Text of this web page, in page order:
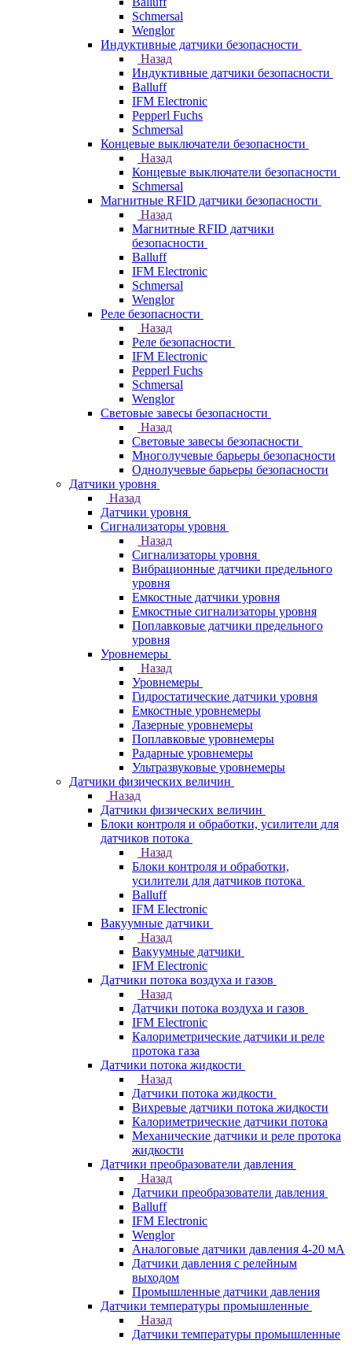
Schmersal
Wenglor
Индуктивные датчики безопасности
Назад
Индуктивные датчики безопасности
Balluff
IFM Electronic
Pepperl Fuchs
Schmersal
Концевые выключатели безопасности
Назад
Концевые выключатели безопасности
Schmersal
Магнитные RFID датчики безопасности
Назад
Магнитные RFID датчики
безопасности
Balluff
IFM Electronic
Schmersal
Wenglor
Реле безопасности
Назад
Реле безопасности
IFM Electronic
Pepperl Fuchs
Schmersal
Wenglor
Световые завесы безопасности
Назад
Световые завесы безопасности
Многолучевые барьеры безопасности
Однолучевые барьеры безопасности
Датчики уровня
Назад
Датчики уровня
Сигнализаторы уровня
Назад
Сигнализаторы уровня
Вибрационные датчики предельного
уровня
Емкостные датчики уровня
Емкостные сигнализаторы уровня
Поплавковые датчики предельного
уровня
Уровнемеры
Назад
Уровнемеры
Гидростатические датчики уровня
Емкостные уровнемеры
Лазерные уровнемеры
Поплавковые уровнемеры
Радарные уровнемеры
Ультразвуковые уровнемеры
Датчики физических величин
Назад
Датчики физических величин
Блоки контроля и обработки, усилители для
датчиков потока
Назад
Блоки контроля и обработки,
усилители для датчиков потока
Balluff
IFM Electronic
Вакуумные датчики
Назад
Вакуумные датчики
IFM Electronic
Датчики потока воздуха и газов
Назад
Датчики потока воздуха и газов
IFM Electronic
Калориметрические датчики и реле
протока газа
Датчики потока жидкости
Назад
Датчики потока жидкости
Вихревые датчики потока жидкости
Калориметрические датчики потока
Механические датчики и реле протока
жидкости
Датчики преобразователи давления
Назад
Датчики преобразователи давления
Balluff
IFM Electronic
Wenglor
Аналоговые датчики давления 4-20 мА
Датчики давления с релейным
выходом
Промышленные датчики давления
Датчики температуры промышленные
Назад
Датчики температуры промышленные